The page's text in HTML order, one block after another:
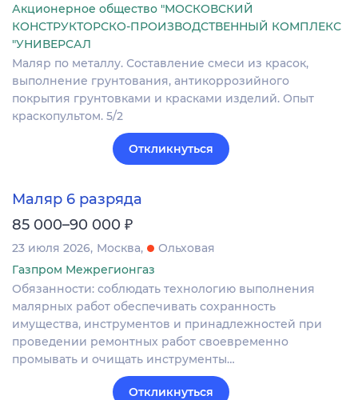
Акционерное общество "МОСКОВСКИЙ
КОНСТРУКТОРСКО-ПРОИЗВОДСТВЕННЫЙ КОМПЛЕКС
"УНИВЕРСАЛ
Маляр по металлу. Составление смеси из красок,
выполнение грунтования, антикоррозийного
покрытия грунтовками и красками изделий. Опыт
краскопультом. 5/2
Откликнуться
Маляр 6 разряда
85 000–90 000 ₽
23 июля 2026 Москва
Ольховая
Газпром Межрегионгаз
Обязанности: соблюдать технологию выполнения
малярных работ обеспечивать сохранность
имущества, инструментов и принадлежностей при
проведении ремонтных работ своевременно
промывать и очищать инструменты…
Откликнуться